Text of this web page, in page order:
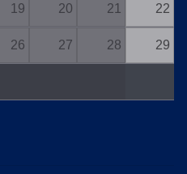
19 20 21 22
26 27 28 29